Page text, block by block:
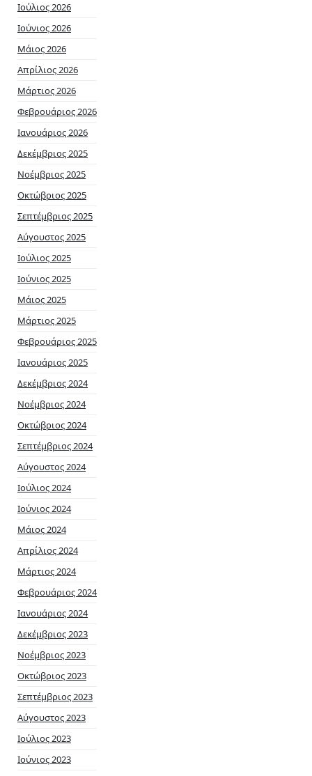
Ιούλιος 2026
Ιούνιος 2026
Μάιος 2026
Απρίλιος 2026
Μάρτιος 2026
Φεβρουάριος 2026
Ιανουάριος 2026
Δεκέμβριος 2025
Νοέμβριος 2025
Οκτώβριος 2025
Σεπτέμβριος 2025
Αύγουστος 2025
Ιούλιος 2025
Ιούνιος 2025
Μάιος 2025
Μάρτιος 2025
Φεβρουάριος 2025
Ιανουάριος 2025
Δεκέμβριος 2024
Νοέμβριος 2024
Οκτώβριος 2024
Σεπτέμβριος 2024
Αύγουστος 2024
Ιούλιος 2024
Ιούνιος 2024
Μάιος 2024
Απρίλιος 2024
Μάρτιος 2024
Φεβρουάριος 2024
Ιανουάριος 2024
Δεκέμβριος 2023
Νοέμβριος 2023
Οκτώβριος 2023
Σεπτέμβριος 2023
Αύγουστος 2023
Ιούλιος 2023
Ιούνιος 2023